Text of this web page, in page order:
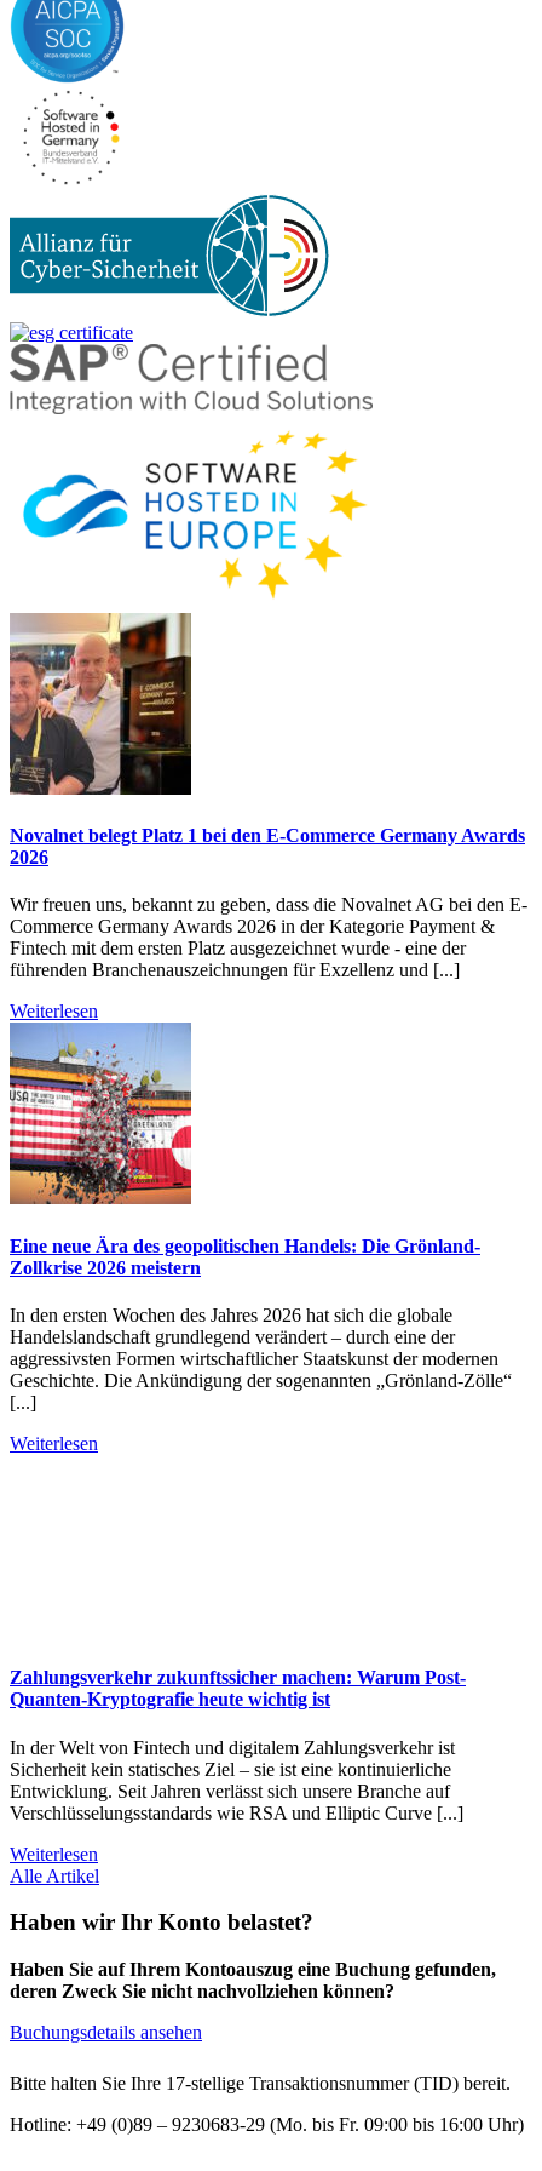
Novalnet belegt Platz 1 bei den E-Commerce Germany Awards
2026
Wir freuen uns, bekannt zu geben, dass die Novalnet AG bei den E-
Commerce Germany Awards 2026 in der Kategorie Payment &
Fintech mit dem ersten Platz ausgezeichnet wurde - eine der
führenden Branchenauszeichnungen für Exzellenz und [...]
Weiterlesen
Eine neue Ära des geopolitischen Handels: Die Grönland-
Zollkrise 2026 meistern
In den ersten Wochen des Jahres 2026 hat sich die globale
Handelslandschaft grundlegend verändert – durch eine der
aggressivsten Formen wirtschaftlicher Staatskunst der modernen
Geschichte. Die Ankündigung der sogenannten „Grönland-Zölle“
[...]
Weiterlesen
Zahlungsverkehr zukunftssicher machen: Warum Post-
Quanten-Kryptografie heute wichtig ist
In der Welt von Fintech und digitalem Zahlungsverkehr ist
Sicherheit kein statisches Ziel – sie ist eine kontinuierliche
Entwicklung. Seit Jahren verlässt sich unsere Branche auf
Verschlüsselungsstandards wie RSA und Elliptic Curve [...]
Weiterlesen
Alle Artikel
Haben wir Ihr Konto belastet?
Haben Sie auf Ihrem Kontoauszug eine Buchung gefunden,
deren Zweck Sie nicht nachvollziehen können?
Buchungsdetails ansehen
Bitte halten Sie Ihre 17-stellige Transaktionsnummer (TID) bereit.
Hotline: +49 (0)89 – 9230683-29 (Mo. bis Fr. 09:00 bis 16:00 Uhr)